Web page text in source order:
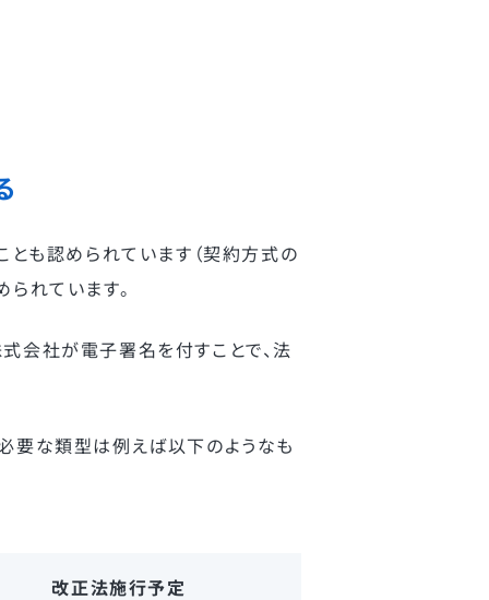
とも認められています（契約方式の
れています。
会社が電子署名を付すことで、法
要な類型は例えば以下のようなも
改正法施行予定